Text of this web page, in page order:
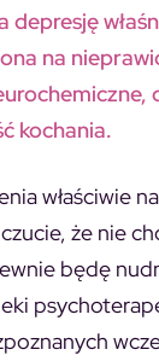
depresję
na
kochania.
właściwie
że nie
będę